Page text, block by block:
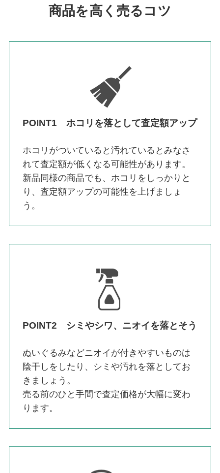
商品を高く売るコツ
POINT1 ホコリを落として査定額アップ
ホコリがついていると汚れているとみなさ
れて査定額が低くなる可能性があります。
新品同様の商品でも、ホコリをしっかりと
り、査定額アップの可能性を上げましょ
う。
POINT2 シミやシワ、ニオイを落とそう
ぬいぐるみなどニオイが付きやすいものは
陰干しをしたり、シミや汚れを落としてお
きましょう。
売る前のひと手間で査定価格が大幅に変わ
ります。